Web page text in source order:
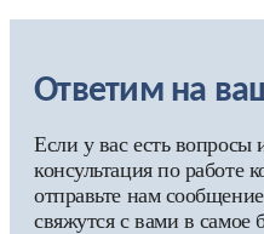
Ответим на
Если у вас есть вопросы
консультация по
отправьте нам
свяжутся с вами в самое